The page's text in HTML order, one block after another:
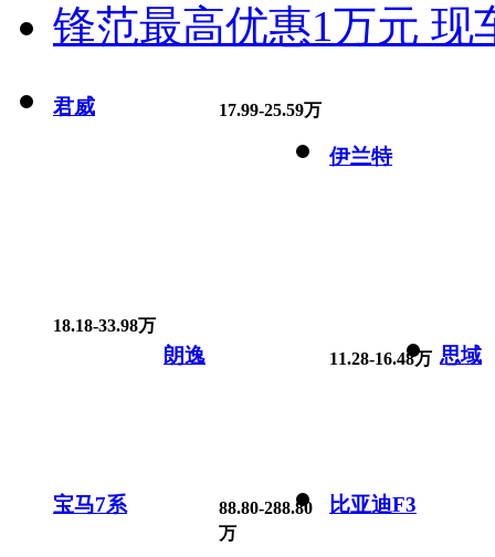
锋范最高优惠1万元 现
君威 17.99-25.59万
伊兰特
18.18-33.98万
朗逸 11.28-16.48万 思域
宝马7系
88.80-288.80
万
比亚迪F3